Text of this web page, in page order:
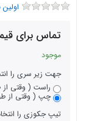
تماس برای
موجود
جهت زیر سری را
راست ( وقتی از
چپ ( وقتی از
تیپ جکوزی را